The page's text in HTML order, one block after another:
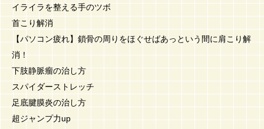
イライラを整える手のツボ
首こり解消
【パソコン疲れ】鎖骨の周りをほぐせばあっという間に肩こり解
消！
下肢静脈瘤の治し方
スパイダーストレッチ
足底腱膜炎の治し方
超ジャンプ力up